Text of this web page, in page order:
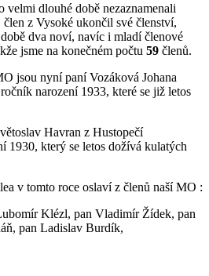
velmi dlouhé době nezaznamenali
člen z Vysoké ukončil své členství,
dva noví, navíc i mladí členové
jsme na konečném počtu 59 členů.
jsou nyní paní Vozáková Johana
narození 1933, které se již letos
Havran z Hustopečí
1930, který se letos dožívá kulatých
v tomto roce oslaví z členů naší MO :
Klézl, pan Vladimír Žídek, pan
pan Ladislav Burdík,